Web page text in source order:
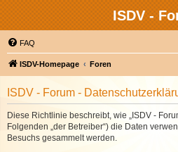
ISDV -
FAQ
ISDV-Homepage Foren
ISDV - Forum -
Diese Richtlinie beschreibt, wie „ISDV -
Folgenden „der Betreiber“) die Daten
Besuchs gesammelt werden.